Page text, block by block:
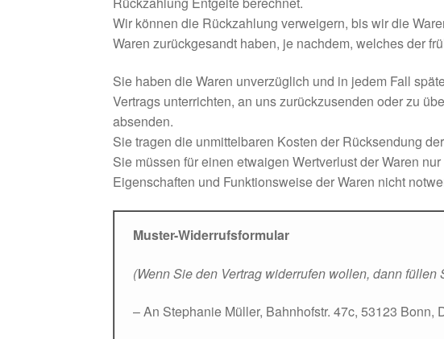
Wir können die Rückzahlung verweigern, bis wir die
Waren zurückgesandt haben, je nachdem, welches der
Sie haben die Waren unverzüglich und in jedem Fall
Vertrags unterrichten, an uns zurückzusenden oder zu
absenden.
Sie tragen die unmittelbaren Kosten der Rücksendung
Sie müssen für einen etwaigen Wertverlust der Waren
Eigenschaften und Funktionsweise der Waren nicht
Muster-Widerrufsformular
(Wenn Sie den Vertrag widerrufen wollen, dann
– An Stephanie Müller, Bahnhofstr. 47c, 53123